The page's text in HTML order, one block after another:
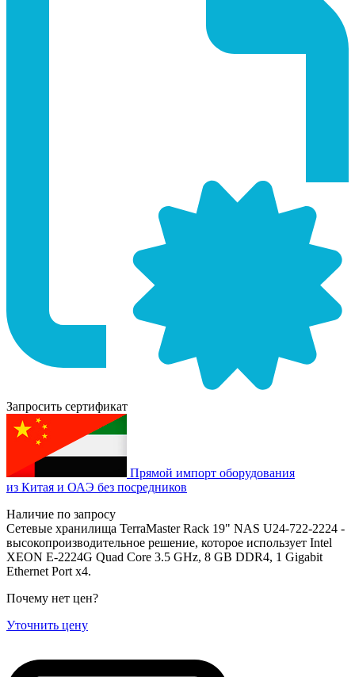
Запросить сертификат
Прямой импорт оборудования
из Китая и ОАЭ без посредников
Наличие по запросу
Сетевые хранилища TerraMaster Rack 19" NAS U24-722-2224 -
высокопроизводительное решение, которое использует Intel
XEON E-2224G Quad Core 3.5 GHz, 8 GB DDR4, 1 Gigabit
Ethernet Port x4.
Почему нет цен?
Уточнить цену